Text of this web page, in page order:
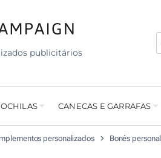
publicitários
CANECAS E GARRAFAS
personalizados Bonés